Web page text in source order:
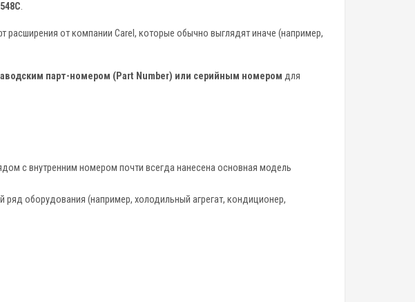
.
расширения от компании Carel, которые обычно выглядят иначе (например,
парт-номером (Part Number) или серийным номером для
с внутренним номером почти всегда нанесена основная модель
ряд оборудования (например, холодильный агрегат, кондиционер,